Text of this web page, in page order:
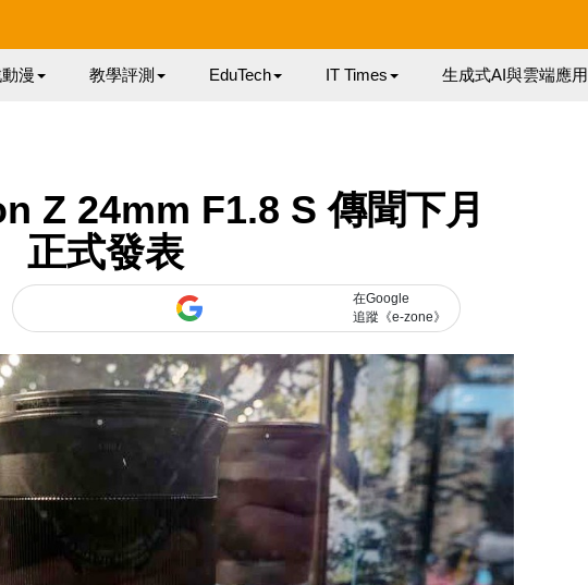
漫 教學評測 EduTech IT Times 生成式AI與雲端應用
Z 24mm F1.8 S 傳聞下月
正式發表
在Google
追蹤《e-zone》